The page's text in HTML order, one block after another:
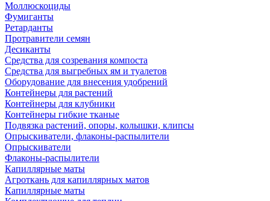
Моллюскоциды
Фумиганты
Ретарданты
Протравители семян
Десиканты
Средства для созревания компоста
Средства для выгребных ям и туалетов
Оборудование для внесения удобрений
Контейнеры для растений
Контейнеры для клубники
Контейнеры гибкие тканые
Подвязка растений, опоры, колышки, клипсы
Опрыскиватели, флаконы-распылители
Опрыскиватели
Флаконы-распылители
Капиллярные маты
Агроткань для капиллярных матов
Капиллярные маты